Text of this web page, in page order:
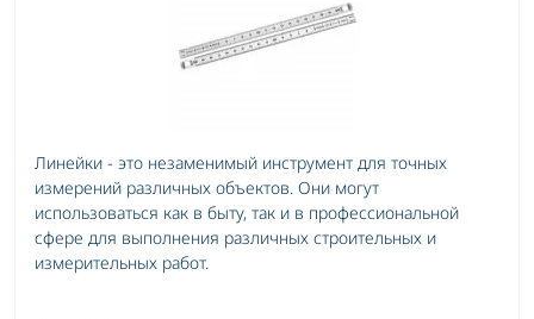
Линейки - это незаменимый инструмент для точных
измерений различных объектов. Они могут
использоваться как в быту, так и в профессиональной
сфере для выполнения различных строительных и
измерительных работ.